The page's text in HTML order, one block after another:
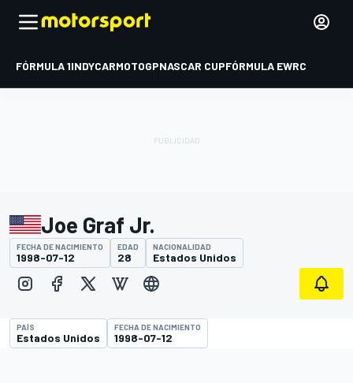
FÓRMULA 1INDYCARMOTOGPNASCAR CUPFÓRMULA EWRC
Joe Graf Jr.
FECHA DE NACIMIENTO
1998-07-12
EDAD
28
NACIONALIDAD
Estados Unidos
PAÍS
Estados Unidos
FECHA DE NACIMIENTO
1998-07-12